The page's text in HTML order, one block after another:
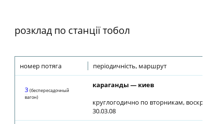
розклад по станції тобол
номер потяга періодичність, маршрут
3 (беспересадочный
вагон)
караганды — киев
круглогодично по вторникам,
30.03.08